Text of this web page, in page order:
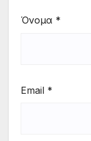
Όνομα *
Email *